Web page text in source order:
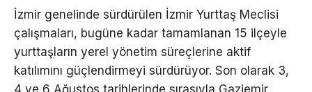
İzmir genelinde sürdürülen İzmir Yurttaş Meclisi
çalışmaları, bugüne kadar tamamlanan 15 ilçeyle
yurttaşların yerel yönetim süreçlerine aktif
katılımını güçlendirmeyi sürdürüyor. Son olarak 3,
4 ve 6 Ağustos tarihlerinde sırasıyla Gaziemir,